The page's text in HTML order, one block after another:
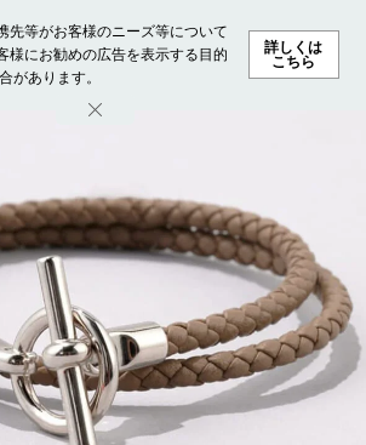
先等がお客様のニーズ等について
様にお勧めの広告を表示する目的
があります。
詳しくは
こちら
ランキング ファッション ビューテ